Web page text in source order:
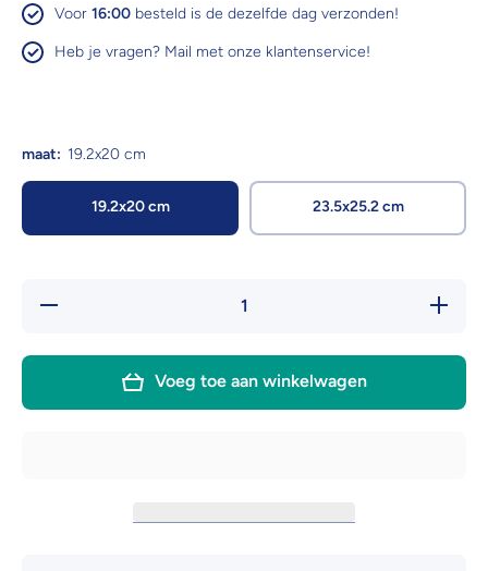
Voor 16:00 besteld is de dezelfde dag verzonden!
Heb je vragen? Mail met onze klantenservice!
maat: 19.2x20 cm
19.2x20 cm 23.5x25.2 cm
Hoeveelheid
Verhoog
Muze
Voeg toe aan winkelwagen